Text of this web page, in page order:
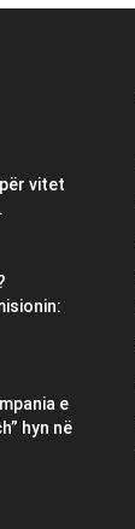
vitet
e
hyn në